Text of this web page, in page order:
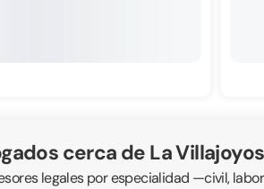
cerca de La
legales por especialidad —civil,